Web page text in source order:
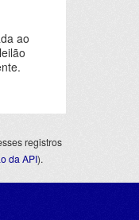
ao
registros
da API).